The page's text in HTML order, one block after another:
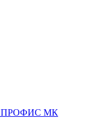
ПРОФИС МК